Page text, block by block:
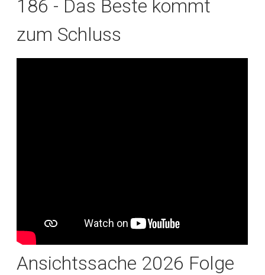
186 - Das Beste kommt
zum Schluss
Ansichtssache 2026 Folge